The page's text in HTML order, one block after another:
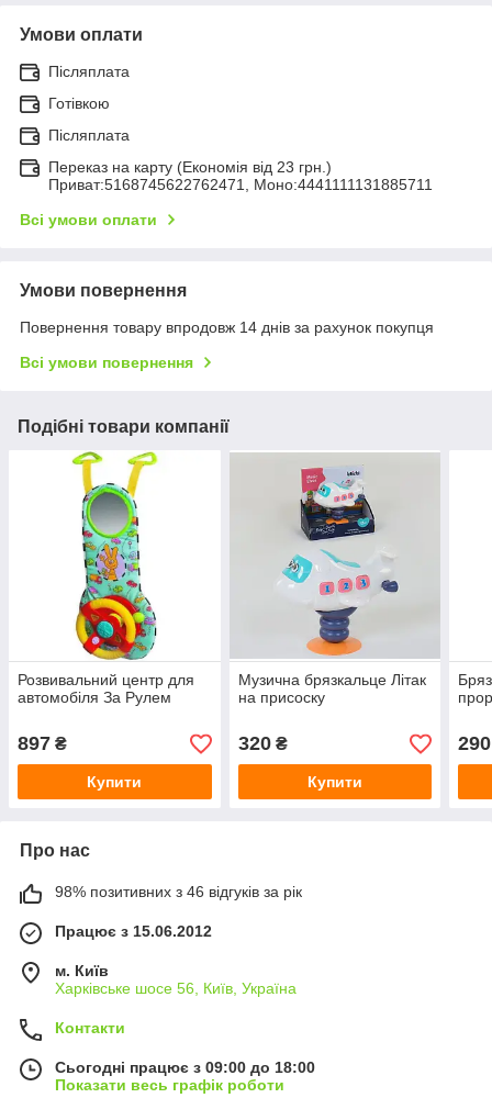
Умови оплати
Післяплата
Готівкою
Післяплата
Переказ на карту (Економія від 23 грн.)
Приват:5168745622762471, Моно:4441111131885711
Всі умови оплати
Умови повернення
Повернення товару впродовж 14 днів за рахунок покупця
Всі умови повернення
Подібні товари компанії
Розвивальний центр для
автомобіля За Рулем
897 ₴
Купити
Музична брязкальце Літак
на присоску
320₴
Купити
290
Про нас
98% позитивних з 46 відгуків за рік
Працює з 15.06.2012
м. Київ
Харківське шосе 56, Київ, Україна
Контакти
Сьогодні працює з 09:00 до 18:00
Показати весь графік роботи